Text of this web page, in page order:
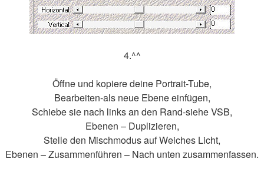
4.^^
Öffne und kopiere deine Portrait-Tube,
Bearbeiten-als neue Ebene einfügen,
Schiebe sie nach links an den Rand-siehe VSB,
Ebenen – Duplizieren,
Stelle den Mischmodus auf Weiches Licht,
Ebenen – Zusammenführen – Nach unten zusammenfassen.